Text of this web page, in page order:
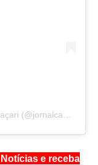
e receba